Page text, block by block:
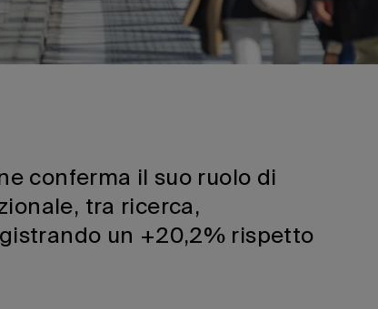
conferma il suo ruolo di
tra ricerca,
un +20,2% rispetto